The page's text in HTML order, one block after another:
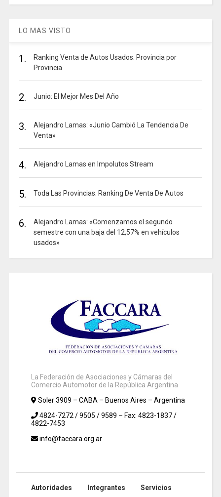
LO MAS VISTO
1.
Ranking Venta de Autos Usados. Provincia por
Provincia
2. Junio: El Mejor Mes Del Año
3.
Alejandro Lamas: «Junio Cambió La Tendencia De
Venta»
4. Alejandro Lamas en Impolutos Stream
5. Toda Las Provincias. Ranking De Venta De Autos
6.
Alejandro Lamas: «Comenzamos el segundo
semestre con una baja del 12,57% en vehículos
usados»
La Federación de Asociaciones y Cámaras del
Comercio Automotor de la República Argentina
Soler 3909 – CABA – Buenos Aires – Argentina
4824-7272 / 9505 / 9589 – Fax: 4823-1837 /
4822-7453
info@faccara.org.ar
Autoridades Integrantes Servicios